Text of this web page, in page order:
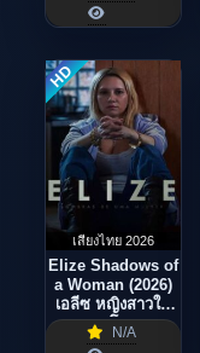
HD
เสียงไทย 2026
Elize Shadows of
a Woman (2026)
เอลีซ หญิงสาวใน
เงาโศก
N/A